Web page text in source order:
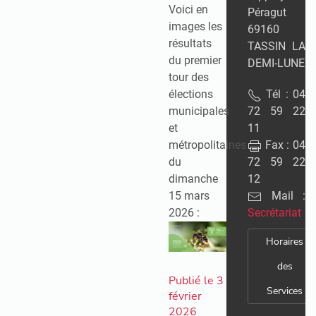
Voici en
images les
résultats
du premier
tour des
élections
municipales
et
métropolitaines
du
dimanche
15 mars
2026 :
Publié le 3
février
2026
Péragut
69160
TASSIN LA
DEMI-LUNE
Tél : 04
72 59 22
11
Fax : 04
72 59 22
12
Mail :
Secrétariat
Horaires
des
Services